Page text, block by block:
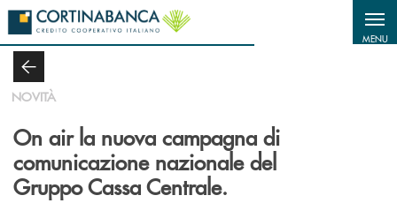
Salta al contenuto principale
MENU
NOVITÀ
On air la nuova campagna di
comunicazione nazionale del
Gruppo Cassa Centrale.